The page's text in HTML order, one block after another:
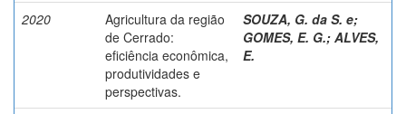
2020
Agricultura da região
de Cerrado:
eficiência econômica,
produtividades e
perspectivas.
SOUZA, G. da S. e;
GOMES, E. G.; ALVES,
E.